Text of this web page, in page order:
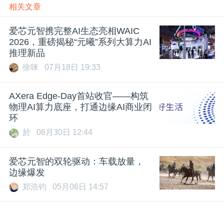
相关文章
爱芯元智携完整AI生态亮相WAIC
2026，重磅揭秘“元曦”系列大算力AI
推理新品
徐咪 07月18日 19:33
AXera Edge-Day首站收官——构筑
物理AI算力底座，打通边缘AI商业闭
环
於 06月30日 12:44
爱芯元智的双轮驱动：车载放量，
边缘爆发
郑浩钧 05月06日 14:57